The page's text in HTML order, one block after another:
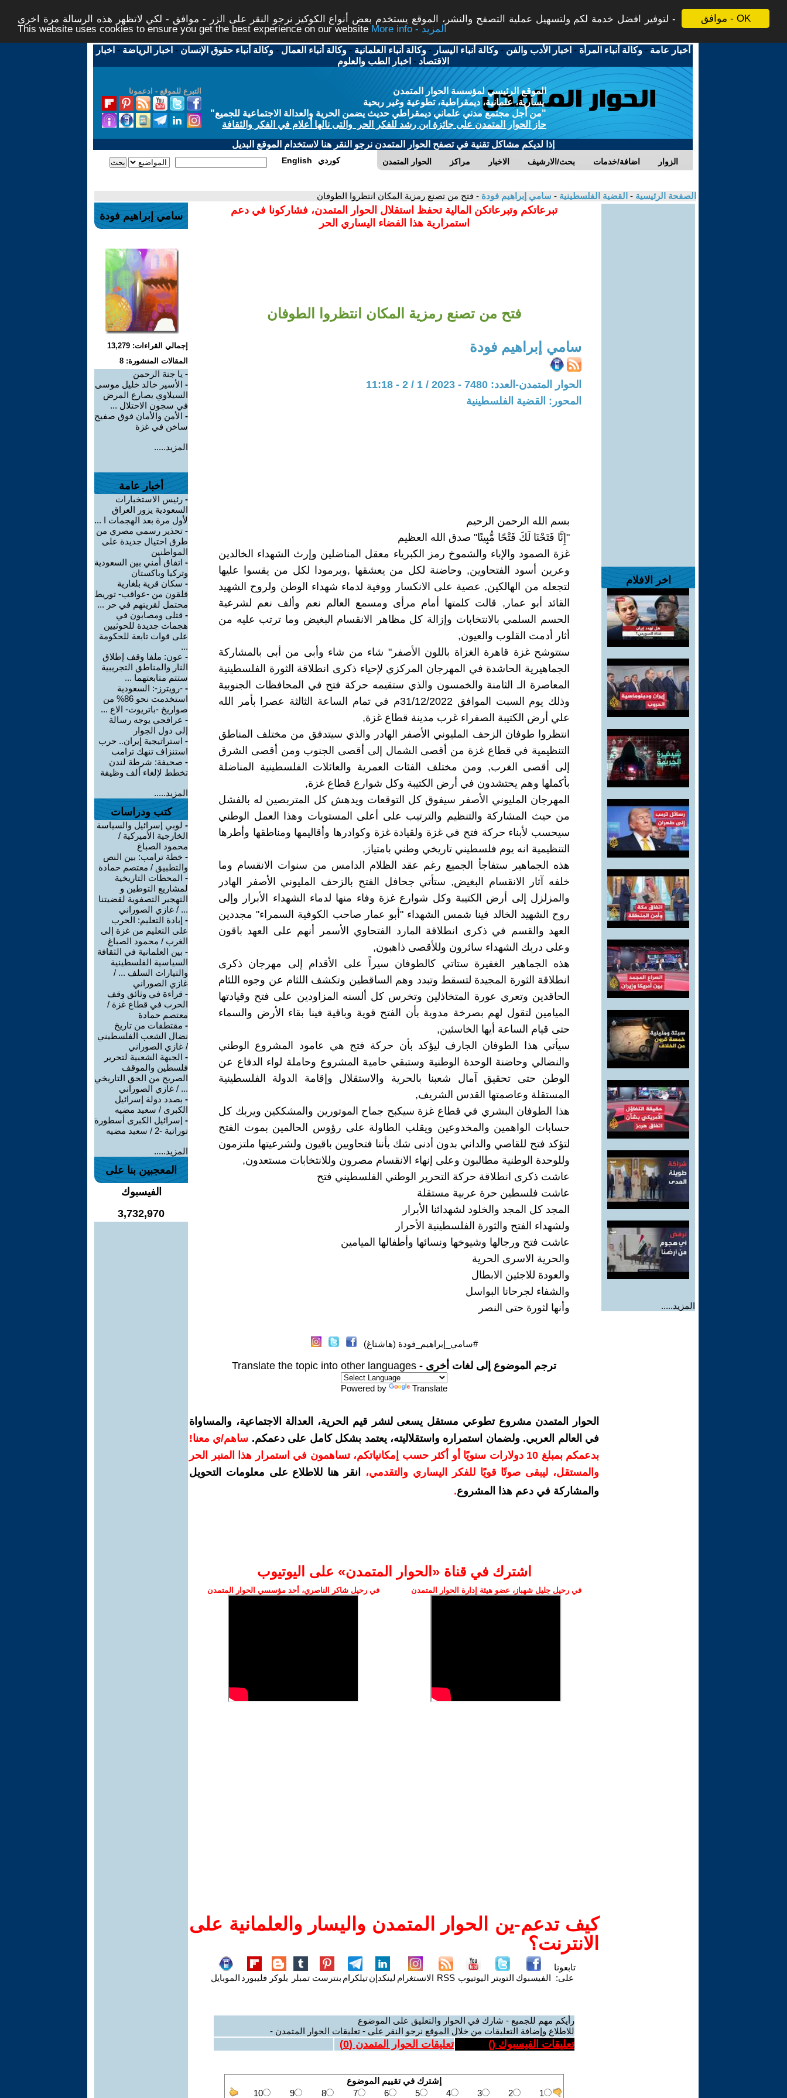
موافق - OK
لتوفير افضل خدمة لكم ولتسهيل عملية التصفح والنشر، الموقع يستخدم بعض أنواع الكوكيز نرجو النقر على الزر - موافق - لكي لاتظهر هذه الرسالة مرة اخرى -
This website uses cookies to ensure you get the best experience on our website
More info - المزيد
أخبار عامة -وكالة أنباء المرأة - اخبار الأدب والفن -وكالة أنباء اليسار -وكالة أنباء العلمانية -وكالة أنباء العمال -وكالة أنباء حقوق الإنسان - اخبار الرياضة - اخبار
الاقتصاد - اخبار الطب والعلوم
التبرع للموقع - ادعمونا
الموقع الرئيسي لمؤسسة الحوار المتمدن
يسارية، علمانية، ديمقراطية، تطوعية وغير ربحية
"من أجل مجتمع مدني علماني ديمقراطي حديث يضمن الحرية والعدالة الاجتماعية للجميع"
حاز الحوار المتمدن على جائزة ابن رشد للفكر الحر والتى نالها أعلام في الفكر والثقافة
إذا لديكم مشاكل تقنية في تصفح الحوار المتمدن نرجو النقر هنا لاستخدام الموقع البديل
الحوار المتمدن مراكز الاخبار بحث/الارشيف اضافة/خدمات الزوار English كوردي
الصفحة الرئيسية - القضية الفلسطينية - سامي إبراهيم فودة - فتح من تصنع رمزية المكان انتظروا الطوفان
اخر الافلام
المزيد.....
تبرعاتكم وتبرعاتكن المالية تحفظ استقلال الحوار المتمدن، فشاركونا في دعم
استمرارية هذا الفضاء اليساري الحر
فتح من تصنع رمزية المكان انتظروا الطوفان
سامي إبراهيم فودة
الحوار المتمدن-العدد: 7480 - 2023 / 1 / 2 - 11:18
المحور: القضية الفلسطينية
بسم الله الرحمن الرحيم
"إِنَّا فَتَحْنَا لَكَ فَتْحًا مُّبِينًا" صدق الله العظيم
غزة الصمود والإباء والشموخ رمز الكبرياء معقل المناضلين وإرث الشهداء الخالدين
وعرين أسود الفتحاوين, وحاضنة لكل من يعشقها ,وبرمودا لكل من يقسوا عليها
لتجعله من الهالكين, عصية على الانكسار ووفية لدماء شهداء الوطن ولروح الشهيد
القائد أبو عمار, قالت كلمتها أمام مرأى ومسمع العالم نعم وألف نعم لشرعية
الحسم السلمي بالانتخابات وإزالة كل مظاهر الانقسام البغيض وما ترتب عليه من
أثار أدمت القلوب والعيون,
ستتوشح غزة قاهرة الغزاة باللون الأصفر" شاء من شاء وأبى من أبى بالمشاركة
الجماهيرية الحاشدة في المهرجان المركزي لإحياء ذكرى انطلاقة الثورة الفلسطينية
المعاصرة الـ الثامنة والخمسون والذي ستقيمه حركة فتح في المحافظات الجنوبية
وذلك يوم السبت الموافق 31/12/2022م في تمام الساعة الثالثة عصرا بأمر الله
علي أرض الكتيبة الصفراء غرب مدينة قطاع غزة,
انتظروا طوفان الزحف المليوني الأصفر الهادر والذي سيتدفق من مختلف المناطق
التنظيمية في قطاع غزة من أقصى الشمال إلى أقصى الجنوب ومن أقصى الشرق
إلى أقصى الغرب, ومن مختلف الفئات العمرية والعائلات الفلسطينية المناضلة
بأكملها وهم يحتشدون في أرض الكتيبة وكل شوارع قطاع غزة,
المهرجان المليوني الأصفر سيفوق كل التوقعات ويدهش كل المتربصين له بالفشل
من حيث المشاركة والتنظيم والترتيب على أعلى المستويات وهذا العمل الوطني
سيحسب لأبناء حركة فتح في غزة ولقيادة غزة وكوادرها وأقاليمها ومناطقها وأطرها
التنظيمية انه يوم فلسطيني تاريخي وطني بامتياز,
هذه الجماهير ستفاجأ الجميع رغم عقد الظلام الدامس من سنوات الانقسام وما
خلفه آثار الانقسام البغيض, ستأتي جحافل الفتح بالزحف المليوني الأصفر الهادر
والمزلزل إلى أرض الكتيبة وكل شوارع غزة وفاء منها لدماء الشهداء الأبرار وإلى
روح الشهيد الخالد فينا شمس الشهداء "أبو عمار صاحب الكوفية السمراء" مجددين
العهد والقسم في ذكرى انطلاقة المارد الفتحاوي الأسمر أنهم على العهد باقون
وعلى دربك الشهداء سائرون وللأقصى ذاهبون,
هذه الجماهير الغفيرة ستاتي كالطوفان سيراً على الأقدام إلى مهرجان ذكرى
انطلاقة الثورة المجيدة لتسقط وتبدد وهم الساقطين وتكشف اللثام عن وجوه اللئام
الحاقدين وتعري عورة المتخاذلين وتخرس كل ألسنه المزاودين على فتح وقيادتها
الميامين لتقول لهم بصرخة مدوية بأن الفتح قوية وباقية فينا بقاء الأرض والسماء
حتى قيام الساعة أيها الخاسئين,
سيأتي هذا الطوفان الجارف ليؤكد بأن حركة فتح هي عامود المشروع الوطني
والنضالي وحاضنة الوحدة الوطنية وستبقي حامية المشروع وحاملة لواء الدفاع عن
الوطن حتى تحقيق آمال شعبنا بالحرية والاستقلال وإقامة الدولة الفلسطينية
المستقلة وعاصمتها القدس الشريف,
هذا الطوفان البشري في قطاع غزة سيكبح جماح الموتورين والمشككين ويربك كل
حسابات الواهمين والمخدوعين ويقلب الطاولة على رؤوس الحالمين بموت الفتح
لتؤكد فتح للقاصي والداني بدون أدنى شك بأننا فتحاويين باقيون ولشرعيتها ملتزمون
وللوحدة الوطنية مطالبون وعلى إنهاء الانقسام مصرون وللانتخابات مستعدون,
عاشت ذكرى انطلاقة حركة التحرير الوطني الفلسطيني فتح
عاشت فلسطين حرة عربية مستقلة
المجد كل المجد والخلود لشهدائنا الأبرار
ولشهداء الفتح والثورة الفلسطينية الأحرار
عاشت فتح ورجالها وشيوخها ونسائها وأطفالها الميامين
والحرية الاسرى الحرية
والعودة للاجئين الابطال
والشفاء لجرحانا البواسل
وأنها لثورة حتى النصر
#سامي_إبراهيم_فودة (هاشتاغ)
ترجم الموضوع إلى لغات أخرى - Translate the topic into other languages
Powered by Translate
الحوار المتمدن مشروع تطوعي مستقل يسعى لنشر قيم الحرية، العدالة الاجتماعية، والمساواة
في العالم العربي. ولضمان استمراره واستقلاليته، يعتمد بشكل كامل على دعمكم. ساهم/ي معنا!
بدعمكم بمبلغ 10 دولارات سنويًا أو أكثر حسب إمكانياتكم، تساهمون في استمرار هذا المنبر الحر
والمستقل، ليبقى صوتًا قويًا للفكر اليساري والتقدمي،
انقر هنا للاطلاع على معلومات التحويل
والمشاركة في دعم هذا المشروع.
اشترك في قناة ‫«الحوار المتمدن» على اليوتيوب
في رحيل جليل شهباز، عضو هيئة إدارة الحوار المتمدن في رحيل شاكر الناصري، أحد مؤسسي الحوار المتمدن
كيف تدعم-ين الحوار المتمدن واليسار والعلمانية على
الانترنت؟
تابعونا
على: الفيسبوك التويتر اليوتيوب RSS الانستغرام لينكدإنتيلكرام بنترست تمبلر بلوكر فليبورد الموبايل
رأيكم مهم للجميع - شارك في الحوار والتعليق على الموضوع
للاطلاع وإضافة التعليقات من خلال الموقع نرجو النقر على - تعليقات الحوار المتمدن -
تعليقات الفيسبوك () تعليقات الحوار المتمدن (0
)
سامي إبراهيم فودة
إجمالي القراءات: 13,279
المقالات المنشورة: 8
- يا جنة الرحمن
- الأسير خالد خليل موسى
السيلاوي يصارع المرض
في سجون الاحتلال ...
- الأمن والأمان فوق صفيح
ساخن في غزة
المزيد.....
أخبار عامة
- رئيس الاستخبارات
السعودية يزور العراق
لأول مرة بعد الهجمات ا ...
- تحذير رسمي مصري من
طرق احتيال جديدة على
المواطنين
- اتفاق أمني بين السعودية
وتركيا وباكستان
- سكان قرية بلغارية
قلقون من -عواقب- توريط
محتمل لقريتهم في حر ...
- قتلى ومصابون في
هجمات جديدة للحوثيين
على قوات تابعة للحكومة
...
- عون: ملفا وقف إطلاق
النار والمناطق التجريبية
ستتم متابعتهما ...
- -رويترز-: السعودية
استخدمت نحو 86% من
صواريخ -باتريوت- الاع ...
- عراقجي يوجه رسالة
إلى دول الجوار
- استراتيجية إيران.. حرب
استنزاف تنهك ترامب
- صحيفة: شرطة لندن
تخطط لإلغاء ألف وظيفة
المزيد.....
كتب ودراسات
- لوبي إسرائيل والسياسة
الخارجية الأميركية /
محمود الصباغ
- خطة ترامب: بين النص
والتطبيق / معتصم حمادة
- المحطات التاريخية
لمشاريع التوطين و
التهجير التصفوية لقضيتنا
... / غازي الصوراني
- إبادة التعليم: الحرب
على التعليم من غزة إلى
الغرب / محمود الصباغ
- بين العلمانية في الثقافة
السياسية الفلسطينية
والتيارات السلف ... /
غازي الصوراني
- قراءة في وثائق وقف
الحرب في قطاع غزة /
معتصم حمادة
- مقتطفات من تاريخ
نضال الشعب الفلسطيني
/ غازي الصوراني
- الجبهة الشعبية لتحرير
فلسطين والموقف
الصريح من الحق التاريخي
... / غازي الصوراني
- بصدد دولة إسرائيل
الكبرى / سعيد مضيه
- إسرائيل الكبرى أسطورة
توراتية -2 / سعيد مضيه
المزيد.....
المعجبين بنا على
الفيسبوك
3,732,970